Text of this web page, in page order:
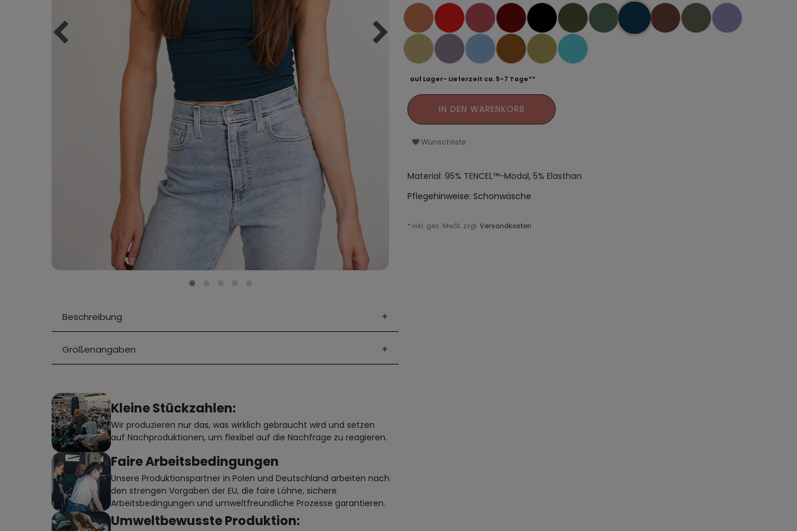
auf Lager- Lieferzeit ca. 5-7 Tage**
IN DEN WARENKORB
Wunschliste
Material: 95% TENCEL™-Modal, 5% Elasthan
Pflegehinweise: Schonwäsche
* inkl. ges. MwSt. zzgl.Versandkosten
Beschreibung
Größenangaben
Kleine Stückzahlen:
Wir produzieren nur das, was wirklich gebraucht wird und setzen
auf Nachproduktionen, um flexibel auf die Nachfrage zu reagieren.
Faire Arbeitsbedingungen
Unsere Produktionspartner in Polen und Deutschland arbeiten nach
den strengen Vorgaben der EU, die faire Löhne, sichere
Arbeitsbedingungen und umweltfreundliche Prozesse garantieren.
Umweltbewusste Produktion: